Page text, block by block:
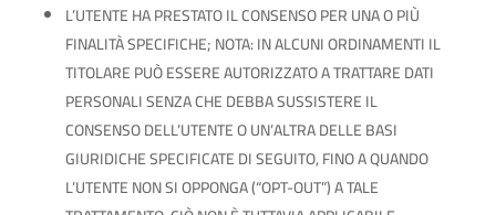
L’UTENTE HA PRESTATO IL CONSENSO PER UNA O PIÙ
FINALITÀ SPECIFICHE; NOTA: IN ALCUNI ORDINAMENTI IL
TITOLARE PUÒ ESSERE AUTORIZZATO A TRATTARE DATI
PERSONALI SENZA CHE DEBBA SUSSISTERE IL
CONSENSO DELL’UTENTE O UN’ALTRA DELLE BASI
GIURIDICHE SPECIFICATE DI SEGUITO, FINO A QUANDO
L’UTENTE NON SI OPPONGA (“OPT-OUT”) A TALE